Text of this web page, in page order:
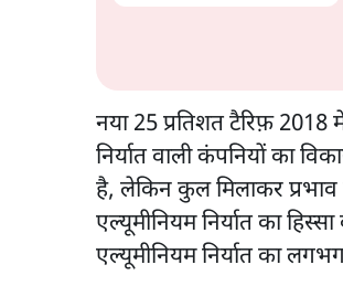
नया 25 प्रतिशत टैरिफ़
निर्यात वाली कंपनियों का
है, लेकिन कुल मिलाकर
एल्यूमीनियम निर्यात का
एल्यूमीनियम निर्यात का